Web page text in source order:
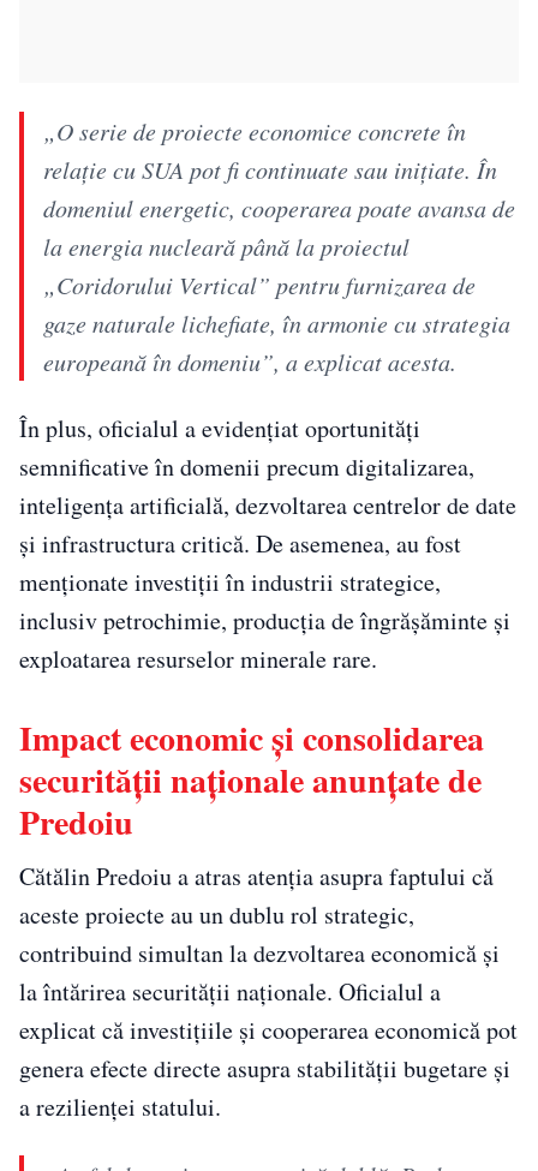
„O serie de proiecte economice concrete în
relație cu SUA pot fi continuate sau inițiate. În
domeniul energetic, cooperarea poate avansa de
la energia nucleară până la proiectul
„Coridorului Vertical” pentru furnizarea de
gaze naturale lichefiate, în armonie cu strategia
europeană în domeniu”, a explicat acesta.
În plus, oficialul a evidențiat oportunități
semnificative în domenii precum digitalizarea,
inteligența artificială, dezvoltarea centrelor de date
și infrastructura critică. De asemenea, au fost
menționate investiții în industrii strategice,
inclusiv petrochimie, producția de îngrășăminte și
exploatarea resurselor minerale rare.
Impact economic și consolidarea
securității naționale anunțate de
Predoiu
Cătălin Predoiu a atras atenția asupra faptului că
aceste proiecte au un dublu rol strategic,
contribuind simultan la dezvoltarea economică și
la întărirea securității naționale. Oficialul a
explicat că investițiile și cooperarea economică pot
genera efecte directe asupra stabilității bugetare și
a rezilienței statului.